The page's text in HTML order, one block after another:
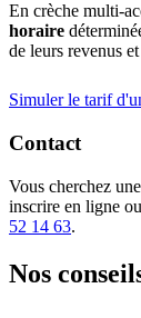
En crèche multi-
horaire
de leurs revenus
Simuler le tarif
Contact
Vous cherchez
inscrire en ligne
52 14 63.
Nos